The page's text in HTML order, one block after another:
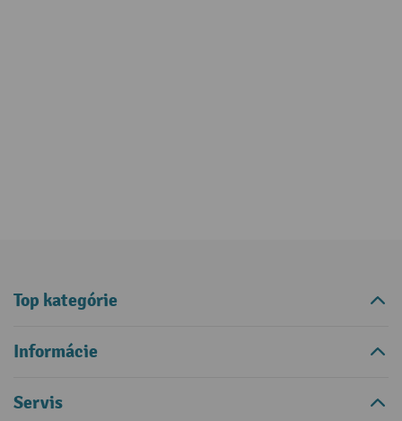
Top kategórie
Informácie
Servis